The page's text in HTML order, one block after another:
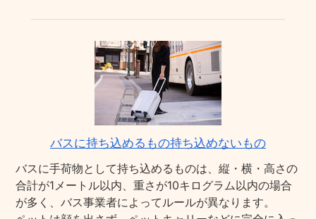
バスに持ち込めるもの持ち込めないもの
バスに手荷物として持ち込めるものは、縦・横・高さの
合計が1メートル以内、重さが10キログラム以内の場合
が多く、バス事業者によってルールが異なります。